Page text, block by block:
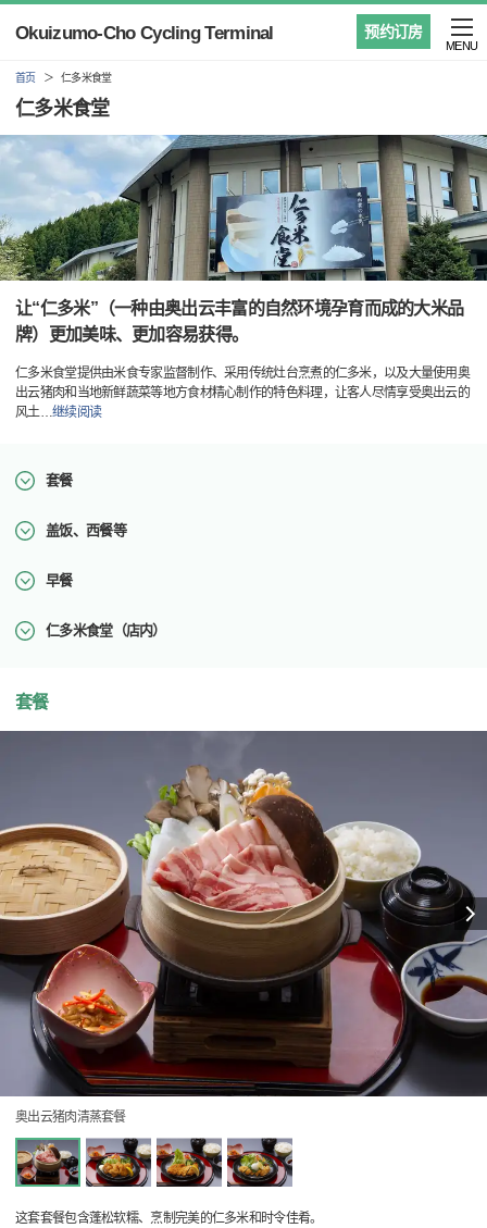
预约订房
Okuizumo-Cho Cycling Terminal
MENU
首页 仁多米食堂
仁多米食堂
让“仁多米”（一种由奥出云丰富的自然环境孕育而成的大米品
牌）更加美味、更加容易获得。
仁多米食堂提供由米食专家监督制作、采用传统灶台烹煮的仁多米，以及大量使用奥
出云猪肉和当地新鲜蔬菜等地方食材精心制作的特色料理，让客人尽情享受奥出云的
风土…继续阅读
套餐
盖饭、西餐等
早餐
仁多米食堂（店内）
套餐
奥出云猪肉清蒸套餐
这套套餐包含蓬松软糯、烹制完美的仁多米和时令佳肴。